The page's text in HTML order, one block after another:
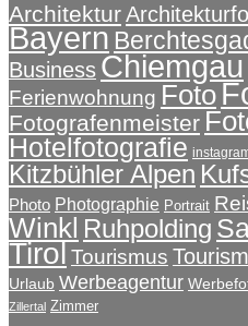
Architektur
Bayern
Business Chiemgau
Ferienwohnung Foto
Fotografenmeister
Hotelfotografie
Kitzbühler Alpen
Photo Photographie Portrait
Winkl Ruhpolding
Tirol Tourismus
Urlaub Werbeagentur
Zillertal Zimmer